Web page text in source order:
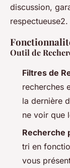
discussion,
respectueuse2.
Outil de
Filtres de
recherches
la dernière
ne voir que
Recherche
tri en
vous